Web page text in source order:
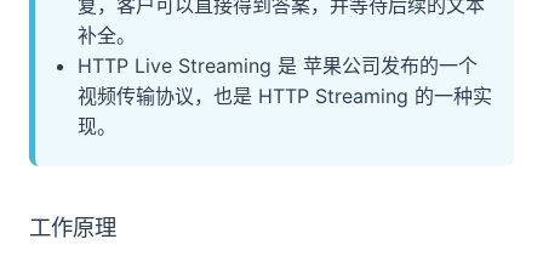
复，客户可以直接得到答案，并等待后续的文本
补全。
HTTP Live Streaming 是 苹果公司发布的一个
视频传输协议，也是 HTTP Streaming 的一种实
现。
工作原理